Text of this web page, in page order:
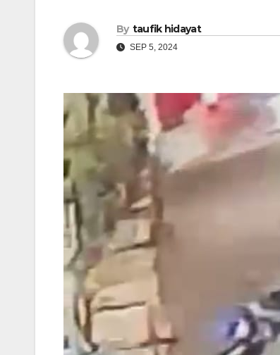
By taufik hidayat
SEP 5, 2024